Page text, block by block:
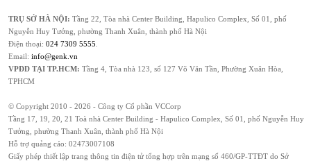
TRỤ SỞ HÀ NỘI: Tầng 22, Tòa nhà Center Building, Hapulico Complex, Số 01, phố
Nguyễn Huy Tưởng, phường Thanh Xuân, thành phố Hà Nội
Điện thoại: 024 7309 5555
Email: info@genk.vn
VPĐD TẠI TP.HCM: Tầng 4, Tòa nhà 123, số 127 Võ Văn Tần, Phường Xuân Hòa,
TPHCM
© Copyright 2010 - 2026 - Công ty Cổ phần VCCorp
Tầng 17, 19, 20, 21 Toà nhà Center Building - Hapulico Complex, Số 01, phố Nguyễn Huy
Tưởng, phường Thanh Xuân, thành phố Hà Nội
Hỗ trợ quảng cáo: 02473007108
Giấy phép thiết lập trang thông tin điện tử tổng hợp trên mạng số 460/GP-TTĐT do Sở